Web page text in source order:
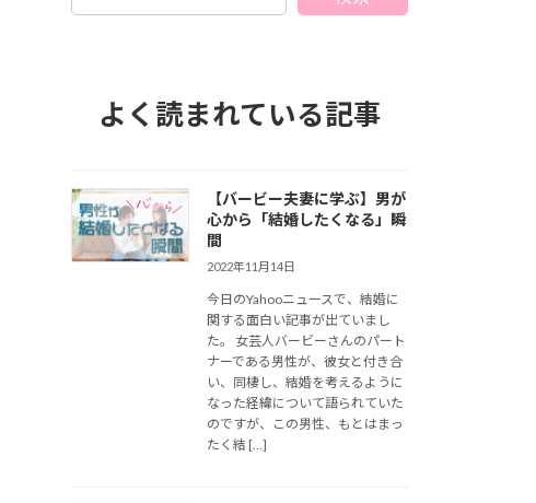
よく読まれている記事
【バービー夫妻に学ぶ】男が
心から「結婚したくなる」瞬
間
2022年11月14日
今日のYahooニュースで、結婚に
関する面白い記事が出ていまし
た。 女芸人バービーさんのパート
ナーである男性が、彼女と付き合
い、同棲し、結婚を考えるように
なった経緯について語られていた
のですが、この男性、もとはまっ
たく結 […]